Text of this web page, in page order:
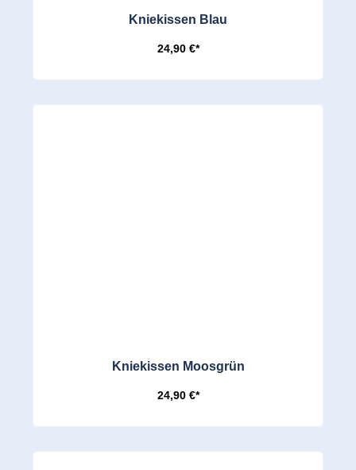
Kniekissen Blau
24,90 €*
Kniekissen Moosgrün
24,90 €*